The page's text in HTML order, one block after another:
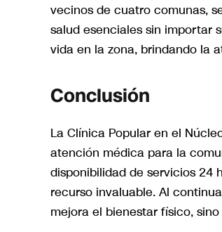
vecinos de cuatro comunas,
salud esenciales sin importar
vida en la zona, brindando la
Conclusión
La Clínica Popular en el
atención médica para la
disponibilidad de servicios 24
recurso invaluable. Al
mejora el bienestar físico,